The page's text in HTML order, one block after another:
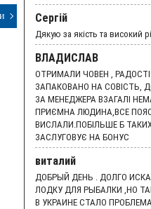
Сергій
Дякую за якість та високий
ВЛАДИСЛАВ
ОТРИМАЛИ ЧОВЕН ,
ЗАПАКОВАНО НА СОВІСТЬ,
ЗА МЕНЕДЖЕРА ВЗАГАЛІ
ПРИЄМНА ЛЮДИНА,ВСЕ
ВИСЛАЛИ.ПОБІЛЬШЕ Б
ЗАСЛУГОВУЄ НА БОНУС
виталий
ДОБРЫЙ ДЕНЬ . ДОЛГО
ЛОДКУ ДЛЯ РЫБАЛКИ ,НО
В УКРАИНЕ СТАЛО